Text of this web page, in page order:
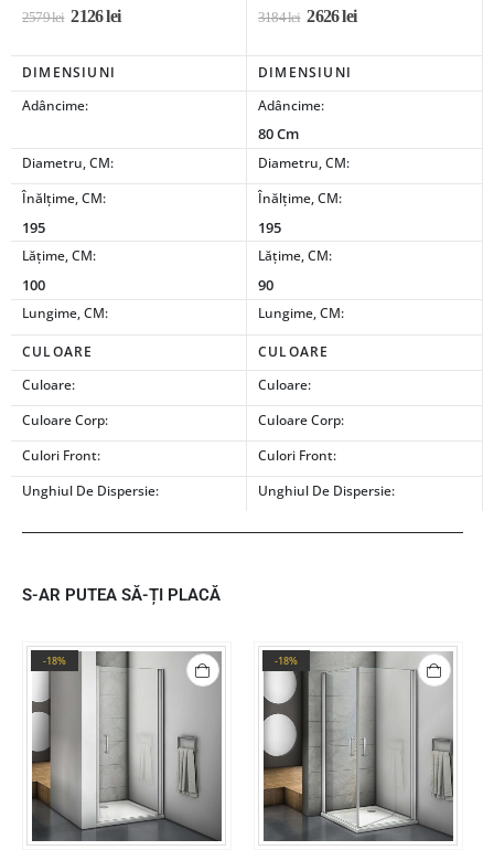
2579lei 2126lei 3184lei 2626lei
DIMENSIUNI
DIMENSIUNI
Adâncime:
Adâncime:
80 Cm
Diametru, CM:
Diametru, CM:
Înălțime, CM:
195
Înălțime, CM:
195
Lățime, CM:
100
Lățime, CM:
90
Lungime, CM: Lungime, CM:
CULOARE
CULOARE
Culoare:
Culoare:
Culoare Corp:
Culoare Corp:
Culori Front:
Culori Front:
Unghiul De Dispersie:
Unghiul De Dispersie:
S-AR PUTEA SĂ-ȚI PLACĂ
-18% -18%